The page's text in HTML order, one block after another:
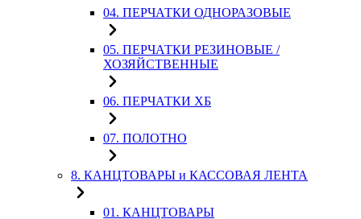
04. ПЕРЧАТКИ ОДНОРАЗОВЫЕ
05. ПЕРЧАТКИ РЕЗИНОВЫЕ /
ХОЗЯЙСТВЕННЫЕ
06. ПЕРЧАТКИ ХБ
07. ПОЛОТНО
8. КАНЦТОВАРЫ и КАССОВАЯ ЛЕНТА
01. КАНЦТОВАРЫ